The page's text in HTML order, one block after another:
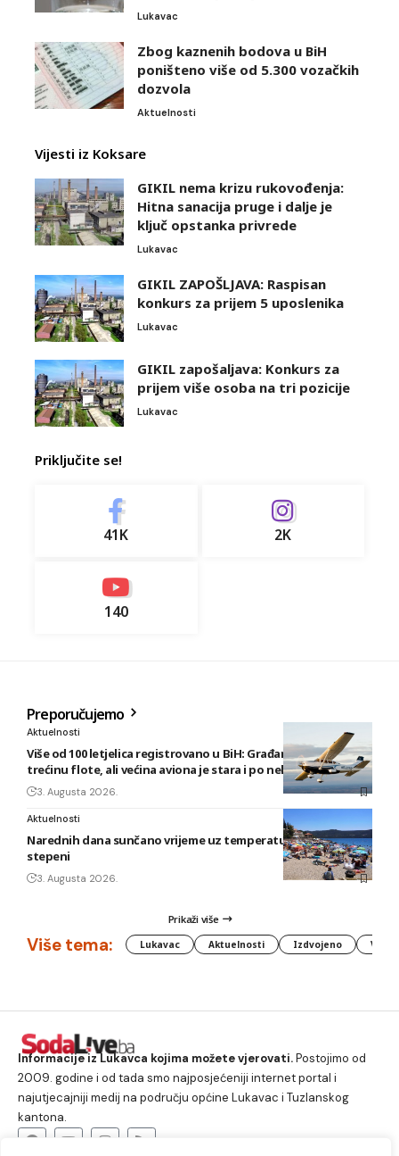
Lukavac
Zbog kaznenih bodova u BiH
poništeno više od 5.300 vozačkih
dozvola
Aktuelnosti
Vijesti iz Koksare
GIKIL nema krizu rukovođenja:
Hitna sanacija pruge i dalje je
ključ opstanka privrede
Lukavac
GIKIL ZAPOŠLJAVA: Raspisan
konkurs za prijem 5 uposlenika
Lukavac
GIKIL zapošaljava: Konkurs za
prijem više osoba na tri pozicije
Lukavac
Priključite se!
41K 2K
140
Preporučujemo
Aktuelnosti
Više od 100 letjelica registrovano u BiH: Građani posjeduju
trećinu flote, ali većina aviona je stara i po nekoliko decenija
3. Augusta 2026.
Aktuelnosti
Narednih dana sunčano vrijeme uz temperature do 40
stepeni
3. Augusta 2026.
Prikaži više
Više tema: Lukavac Aktuelnosti Izdvojeno
Informacije iz Lukavca kojima možete vjerovati.Postojimo od
2009. godine i od tada smo najposjećeniji internet portal i
najutjecajniji medij na području općine Lukavac i Tuzlanskog
kantona.